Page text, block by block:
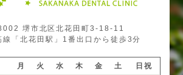
堺市北区北花田町3-18-11
線「北花田駅」1番出口から徒歩3分
月 火 水 木 金 土 日祝